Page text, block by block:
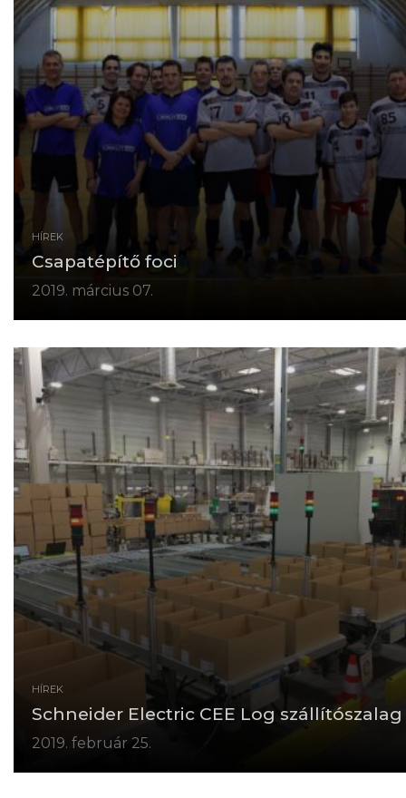
HÍREK
Csapatépítő foci
2019. március 07.
HÍREK
Schneider Electric CEE Log szállítószalag
2019. február 25.